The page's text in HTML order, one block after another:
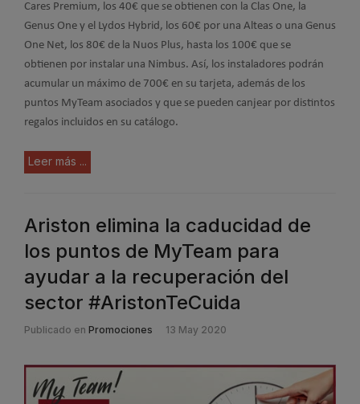
Cares Premium, los 40€ que se obtienen con la Clas One, la
Genus One y el Lydos Hybrid, los 60€ por una Alteas o una Genus
One Net, los 80€ de la Nuos Plus, hasta los 100€ que se
obtienen por instalar una Nimbus. Así, los instaladores podrán
acumular un máximo de 700€ en su tarjeta, además de los
puntos MyTeam asociados y que se pueden canjear por distintos
regalos incluidos en su catálogo.
Leer más ...
Ariston elimina la caducidad de
los puntos de MyTeam para
ayudar a la recuperación del
sector #AristonTeCuida
Publicado en Promociones 13 May 2020